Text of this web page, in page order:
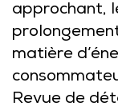
approchant,
matière
Revue de